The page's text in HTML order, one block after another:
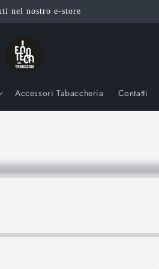
nel nostro e-store
Accessori Tabaccheria Contatti